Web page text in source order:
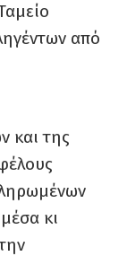
από
και της
κι